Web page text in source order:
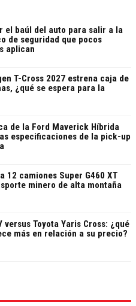
el baúl del auto para salir a la
de seguridad que pocos
aplican
T-Cross 2027 estrena caja de
¿qué se espera para la
de la Ford Maverick Híbrida
especificaciones de la pick-up
12 camiones Super G460 XT
minero de alta montaña
versus Toyota Yaris Cross: ¿qué
más en relación a su precio?